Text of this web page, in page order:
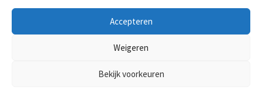
Accepteren
Weigeren
Bekijk voorkeuren
Contact